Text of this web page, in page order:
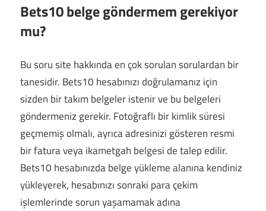
Bets10 belge göndermem gerekiyor
mu?
Bu soru site hakkında en çok sorulan sorulardan bir
tanesidir. Bets10 hesabınızı doğrulamanız için
sizden bir takım belgeler istenir ve bu belgeleri
göndermeniz gerekir. Fotoğraflı bir kimlik süresi
geçmemiş olmalı, ayrıca adresinizi gösteren resmi
bir fatura veya ikametgah belgesi de talep edilir.
Bets10 hesabınızda belge yükleme alanına kendiniz
yükleyerek, hesabınızı sonraki para çekim
işlemlerinde sorun yaşamamak adına